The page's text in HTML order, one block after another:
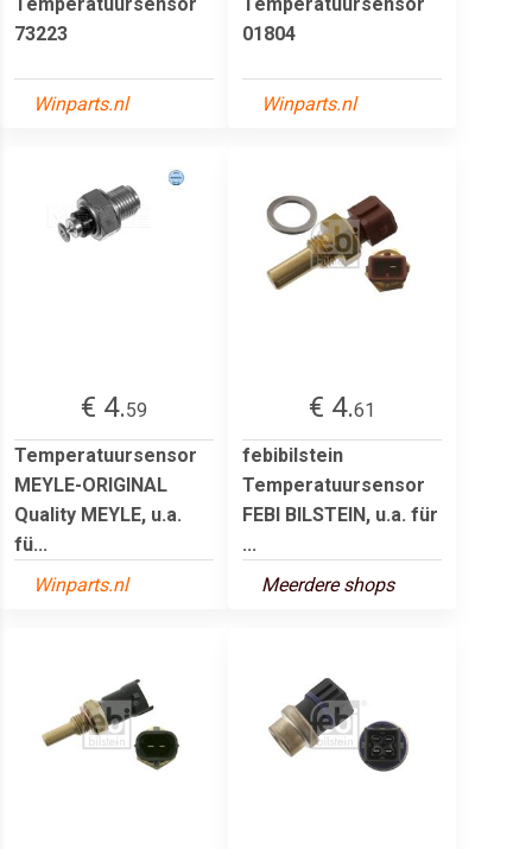
73223
Winparts.nl
01804
Winparts.nl
€ 4.59
Temperatuursensor
MEYLE-ORIGINAL
Quality MEYLE, u.a.
fü...
Winparts.nl
€ 4.61
febibilstein
Temperatuursensor
FEBI BILSTEIN, u.a. für
...
Meerdere shops